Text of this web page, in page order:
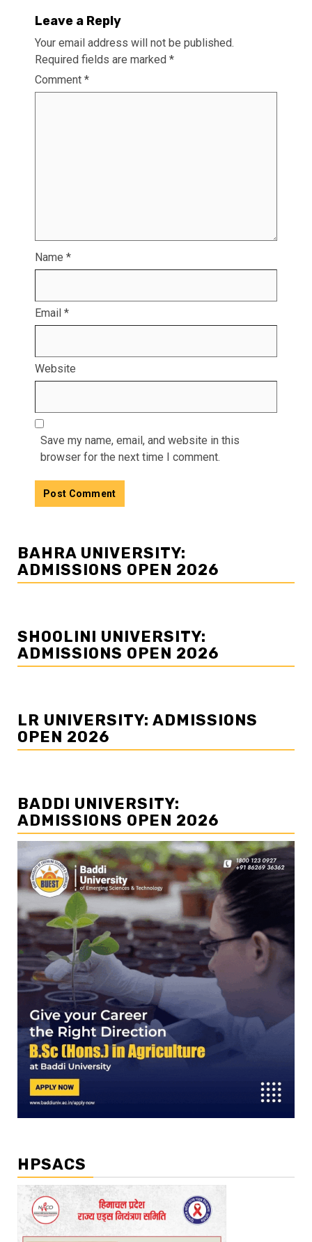
Leave a Reply
Your email address will not be published.
Required fields are marked *
Comment *
Name *
Email *
Website
Save my name, email, and website in this
browser for the next time I comment.
BAHRA UNIVERSITY:
ADMISSIONS OPEN 2026
SHOOLINI UNIVERSITY:
ADMISSIONS OPEN 2026
LR UNIVERSITY: ADMISSIONS
OPEN 2026
BADDI UNIVERSITY:
ADMISSIONS OPEN 2026
HPSACS